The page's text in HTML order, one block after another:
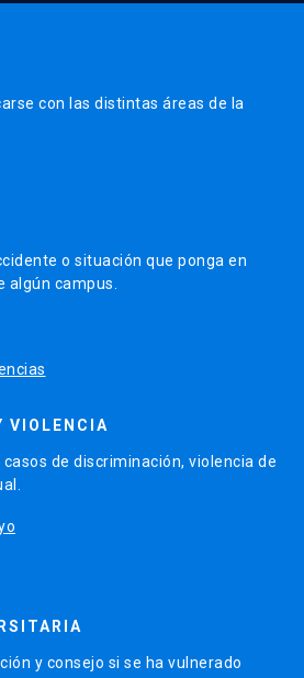
con las distintas áreas de la
o situación que ponga en
algún campus.
VIOLENCIA
de discriminación, violencia de
y consejo si se ha vulnerado